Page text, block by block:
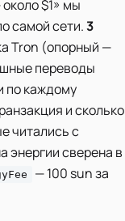
$1» мы
самой сети.3
Tron (опорный —
переводы
по каждому
и сколько
читались с
энергии сверена в
— 100 sun за